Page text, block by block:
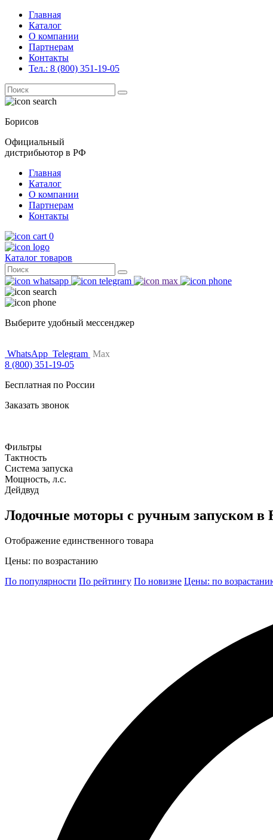
Главная
Каталог
О компании
Партнерам
Контакты
Тел.: 8 (800) 351-19-05
Поиск
for:
Борисов
Официальный
дистрибьютор в РФ
Главная
Каталог
О компании
Партнерам
Контакты
0
Каталог товаров
Поиск
for:
Выберите удобный мессенджер
WhatsApp Telegram Max
8 (800) 351-19-05
Бесплатная по России
Заказать звонок
Фильтры
Тактность
Система запуска
Мощность, л.с.
Дейдвуд
Лодочные моторы с ручным запуском в
Отображение единственного товара
Цены: по возрастанию
По популярности По рейтингу По новизне Цены: по